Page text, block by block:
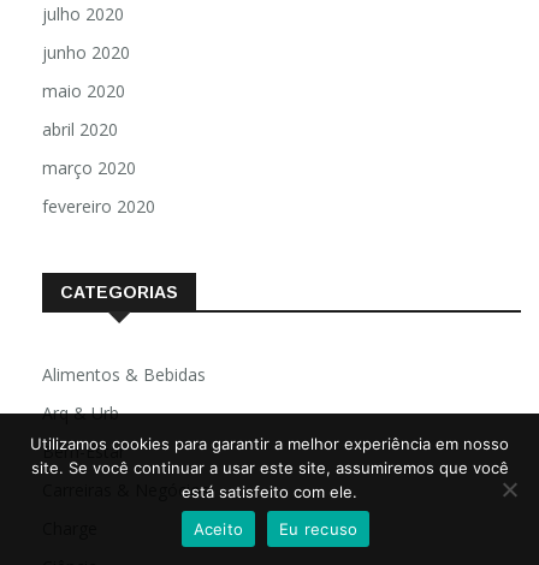
julho 2020
junho 2020
maio 2020
abril 2020
março 2020
fevereiro 2020
CATEGORIAS
Alimentos & Bebidas
Arq & Urb
Bem-Estar
Carreiras & Negócios
Utilizamos cookies para garantir a melhor experiência em nosso
site. Se você continuar a usar este site, assumiremos que você
está satisfeito com ele.
Aceito
Eu recuso